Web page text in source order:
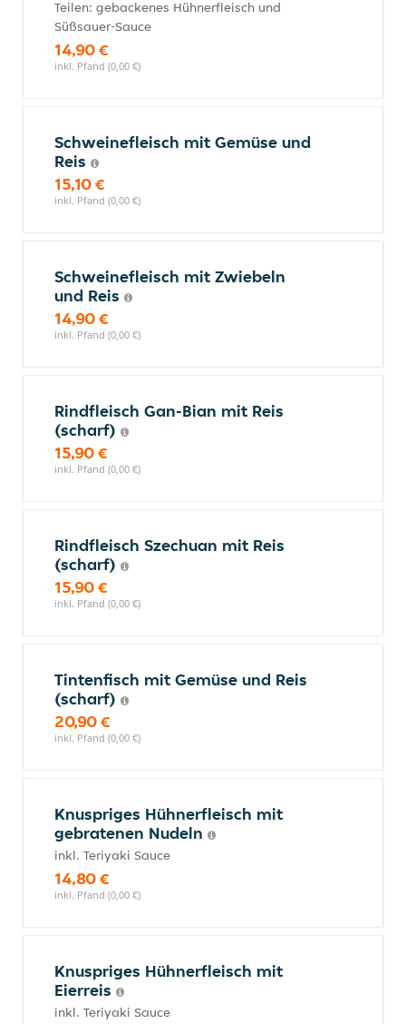
Teilen: gebackenes Hühnerfleisch und
Süßsauer-Sauce
14,90 €
inkl. Pfand (0,00 €)
Schweinefleisch mit Gemüse und
Reis
15,10 €
inkl. Pfand (0,00 €)
Schweinefleisch mit Zwiebeln
und Reis
14,90 €
inkl. Pfand (0,00 €)
Rindfleisch Gan-Bian mit Reis
(scharf)
15,90 €
inkl. Pfand (0,00 €)
Rindfleisch Szechuan mit Reis
(scharf)
15,90 €
inkl. Pfand (0,00 €)
Tintenfisch mit Gemüse und Reis
(scharf)
20,90 €
inkl. Pfand (0,00 €)
Knuspriges Hühnerfleisch mit
gebratenen Nudeln
inkl. Teriyaki Sauce
14,80 €
inkl. Pfand (0,00 €)
Knuspriges Hühnerfleisch mit
Eierreis
inkl. Teriyaki Sauce